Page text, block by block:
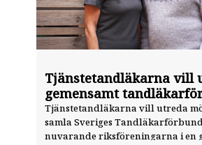
Tjänstetandläkarna vill
gemensamt
Tjänstetandläkarna vill utreda
samla Sveriges
nuvarande riksföreningarna i en